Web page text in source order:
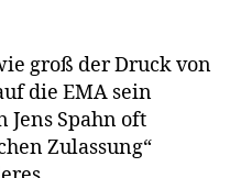
groß der Druck von
die EMA sein
Jens Spahn oft
Zulassung“